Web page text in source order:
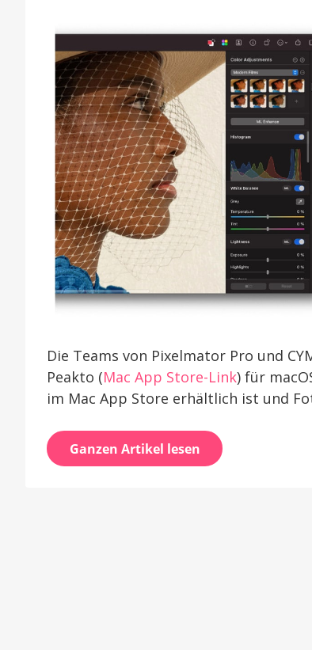
Die Teams von Pixelmator Pro und
Peakto (Mac App Store-Link) für
im Mac App Store erhältlich ist und
Ganzen Artikel lesen